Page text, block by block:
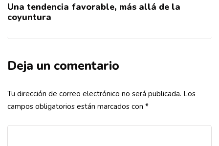
Una tendencia favorable, más allá de la
coyuntura
Deja un comentario
Tu dirección de correo electrónico no será publicada. Los
campos obligatorios están marcados con *